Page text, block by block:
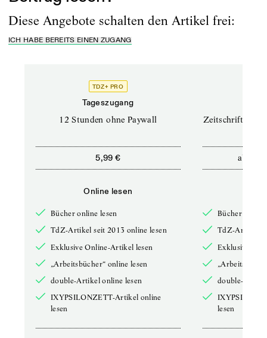
Diese Angebote schalten den Artikel frei:
ICH HABE BEREITS EINEN ZUGANG
TDZ+ PRO
Tageszugang
12 Stunden ohne Paywall
5,99 €
Online lesen
Bücher online lesen
TdZ-Artikel seit 2013 online lesen
Exklusive Online-Artikel lesen
„Arbeitsbücher“ online lesen
double-Artikel online lesen
IXYPSILONZETT-Artikel online
lesen
Zeitschriften
ab
Bücher online
TdZ-Artikel
Exklusive
double-
lesen